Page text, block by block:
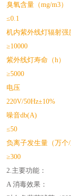
臭氧含
≤0.1
机内紫外线
≥10000
紫外线
≥5000
电
220V/50Hz±10%
噪音
≤50
负离子发生
≥300
2.主要功能：
A 消毒效果：